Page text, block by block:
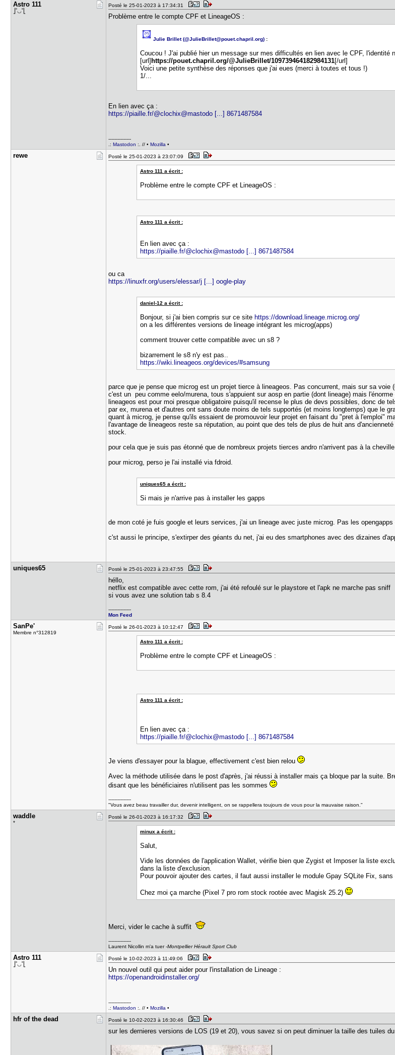
Astro 111
⎦˚◡˚⎣
Posté le 25-01-2023 à 17:34:31
Problème entre le compte CPF et LineageOS :
Julie Brillet (@JulieBrillet@pouet.chapril.org):
Coucou ! J'ai publié hier un message sur mes difficultés en lien avec le CPF,
[url] https://pouet.chapril.org/@JulieBrillet/109739464182984131[/url]
Voici une petite synthèse des réponses que j'ai eues (merci à toutes et tous !)
1/...
En lien avec ça :
https://piaille.fr/@clochix@mastodo [...] 8671487584
---------------
.:Mastodon :. // •Mozilla •
rewe Posté le 25-01-2023 à 23:07:09
Astro 111 a écrit :
Problème entre le compte CPF et LineageOS :
Astro 111 a écrit :
En lien avec ça :
https://piaille.fr/@clochix@mastodo [...] 8671487584
ou ca
https://linuxfr.org/users/elessar/j [...] oogle-play
daniel-12 a écrit :
Bonjour, si j'ai bien compris sur ce site https://download.lineage.microg.org/
on a les différentes versions de lineage intégrant les microg(apps)
comment trouver cette compatible avec un s8 ?
bizarrement le s8 n'y est pas..
https://wiki.lineageos.org/devices/#samsung
parce que je pense que microg est un projet tierce à lineageos. Pas concurrent, mais sur sa
c'est un peu comme eelo/murena, tous s'appuient sur aosp en partie (dont lineage) mais
lineageos est pour moi presque obligatoire puisqu'il recense le plus de devs possibles, donc de
par ex, murena et d'autres ont sans doute moins de tels supportés (et moins longtemps) que le
quant à microg, je pense qu'ils essaient de promouvoir leur projet en faisant du "pret à l'emploi"
l'avantage de lineageos reste sa réputation, au point que des tels de plus de huit ans
stock.
pour cela que je suis pas étonné que de nombreux projets tierces andro n'arrivent pas à la
pour microg, perso je l'ai installé via fdroid.
uniques65 a écrit :
Si mais je n'arrive pas à installer les gapps
de mon coté je fuis google et leurs services, j'ai un lineage avec juste microg. Pas les
c'st aussi le principe, s'extirper des géants du net, j'ai eu des smartphones avec des dizaines
uniques65 Posté le 25-01-2023 à 23:47:55
héllo,
netflix est compatible avec cette rom, j'ai été refoulé sur le playstore et l'apk ne marche pas sniff
si vous avez une solution tab s 8.4
---------------
Mon Feed
SanPe'
Membre n°312819
Posté le 26-01-2023 à 10:12:47
Astro 111 a écrit :
Problème entre le compte CPF et LineageOS :
Astro 111 a écrit :
En lien avec ça :
https://piaille.fr/@clochix@mastodo [...] 8671487584
Je viens d'essayer pour la blague, effectivement c'est bien relou
Avec la méthode utilisée dans le post d'après, j'ai réussi à installer mais ça bloque par la suite.
disant que les bénéficiaires n'utilisent pas les sommes
---------------
"Vous avez beau travailler dur, devenir intelligent, on se rappellera toujours de vous pour la mauvaise raison."
waddle
*
Posté le 26-01-2023 à 16:17:32
minux a écrit :
Salut,
Vide les données de l'application Wallet, vérifie bien que Zygist et Imposer la liste
dans la liste d'exclusion.
Pour pouvoir ajouter des cartes, il faut aussi installer le module Gpay SQLite Fix,
Chez moi ça marche (Pixel 7 pro rom stock rootée avec Magisk 25.2)
Merci, vider le cache à suffit
---------------
Laurent Nicollin m'a tuer -Montpellier Hérault Sport Club
Astro 111
⎦˚◡˚⎣
Posté le 10-02-2023 à 11:49:06
Un nouvel outil qui peut aider pour l'installation de Lineage :
https://openandroidinstaller.org/
---------------
.:Mastodon :. // •Mozilla •
hfr of the​ dead Posté le 10-02-2023 à 16:30:46
sur les dernieres versions de LOS (19 et 20), vous savez si on peut diminuer la taille des tuiles